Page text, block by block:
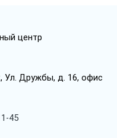
Ул. Дружбы, д. 16, офис
45